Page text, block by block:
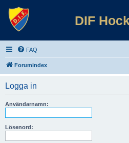
DIF
FAQ
Forumindex
Logga in
Användarnamn:
Lösenord: